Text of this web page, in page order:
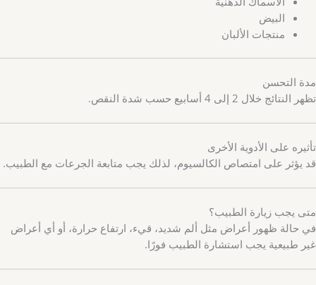
البيض
منتجات الألبان
مدة التحسن
تظهر النتائج خلال 2 إلى 4 أسابيع حسب شدة النقص.
تأثيره على الأدوية الأخرى
قد يؤثر على امتصاص الكالسيوم، لذلك يجب متابعة الجرعات مع الطبيب.
متى يجب زيارة الطبيب؟
في حالة ظهور أعراض مثل ألم شديد، قيء، ارتفاع حرارة، أو أي أعراض
غير طبيعية يجب استشارة الطبيب فورًا.